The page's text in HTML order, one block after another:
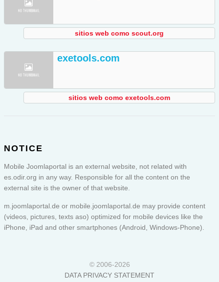
sitios web como scout.org
exetools.com
sitios web como exetools.com
NOTICE
Mobile Joomlaportal is an external website, not related with
es.odir.org in any way. Responsible for all the content on the
external site is the owner of that website.
m.joomlaportal.de or mobile.joomlaportal.de may provide content
(videos, pictures, texts aso) optimized for mobile devices like the
iPhone, iPad and other smartphones (Android, Windows-Phone).
© 2006-2026
DATA PRIVACY STATEMENT